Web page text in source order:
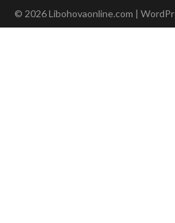
© 2026 Libohovaonline.com |